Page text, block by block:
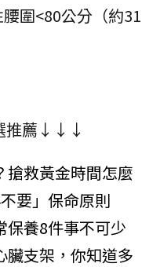
圍<80公分（約31
推薦↓↓↓
搶救黃金時間怎麼
要」保命原則
保養8件事不可少
臟支架，你知道多